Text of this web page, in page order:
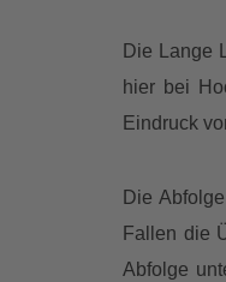
Die Lange
hier bei
Eindruck
Die
Fallen die
Abfolge